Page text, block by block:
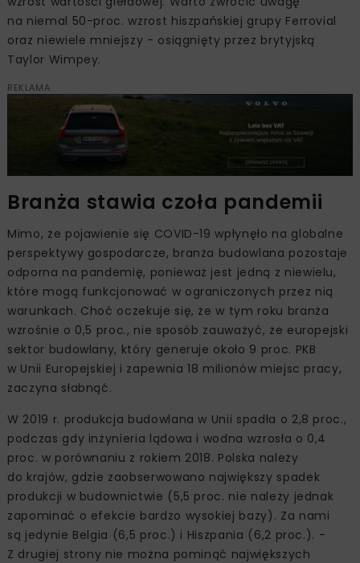
na niemal 50-proc. wzrost hiszpańskiej grupy Ferrovial
oraz niewiele mniejszy - osiągnięty przez brytyjską
Taylor Wimpey.
REKLAMA
Branża stawia czoła pandemii
Mimo, że pojawienie się COVID-19 wpłynęło na globalne
perspektywy gospodarcze, branża budowlana pozostaje
odporna na pandemię, ponieważ jest jedną z niewielu,
które mogą funkcjonować w ograniczonych przez nią
warunkach. Choć oczekuje się, że w tym roku branża
wzrośnie o 0,5 proc., nie sposób zauważyć, że europejski
sektor budowlany, który generuje około 9 proc. PKB
w Unii Europejskiej i zapewnia 18 milionów miejsc pracy,
zaczyna słabnąć.
W 2019 r. produkcja budowlana w Unii spadła o 2,8 proc.,
podczas gdy inżynieria lądowa i wodna wzrosła o 0,4
proc. w porównaniu z rokiem 2018. Polska należy
do krajów, gdzie zaobserwowano największy spadek
produkcji w budownictwie (5,5 proc. nie należy jednak
zapominać o efekcie bardzo wysokiej bazy). Za nami
są jedynie Belgia (6,5 proc.) i Hiszpania (6,2 proc.). -
Z drugiej strony nie można pominąć największych